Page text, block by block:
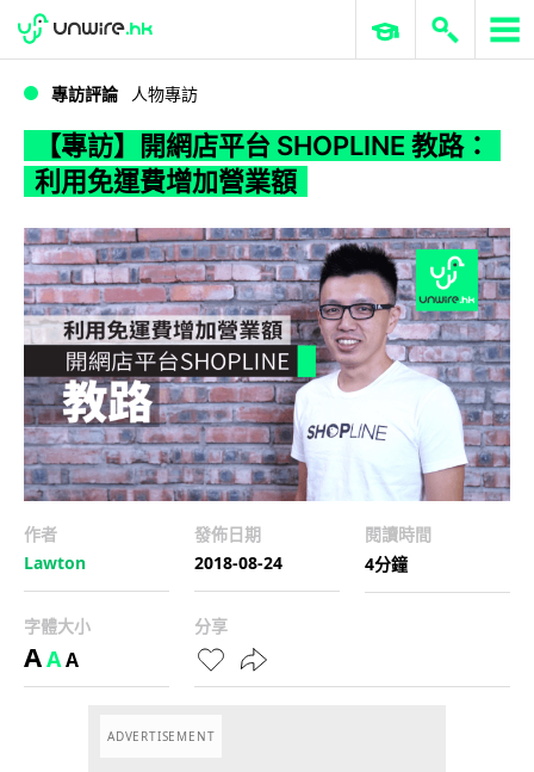
WWDC 2026 ERP 與商業 AI
專訪評論 人物專訪
【專訪】開網店平台 SHOPLINE 教路：
利用免運費增加營業額
作者
Lawton
發佈日期
2018-08-24
閱讀時間
4分鐘
字體大小
AAA
分享
ADVERTISEMENT